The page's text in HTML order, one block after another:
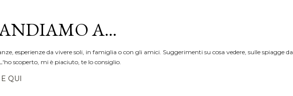
A...
esperienze da vivere soli, in famiglia o con gli amici. Suggerimenti su cosa vedere, sulle spiagge da
scoperto, mi è piaciuto, te lo consiglio.
QUI